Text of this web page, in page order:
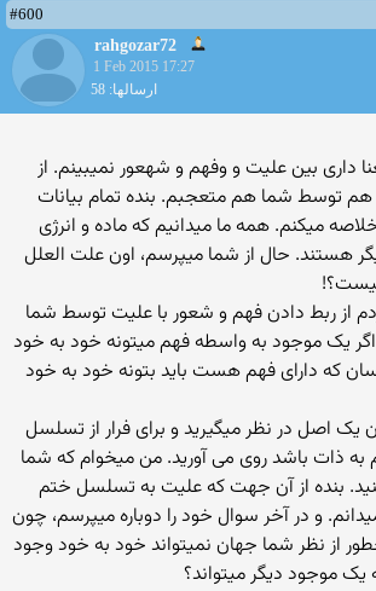
#600
rahgozar72
1 Feb 2015 17:27
ارسالها: 58
داری بین علیت و وفهم و شهعور نمیبینم. از
هم توسط شما هم متعجبم. بنده تمام بیانات
میکنم. همه ما میدانیم که ماده و انرژی
هستند. حال از شما میپرسم، اون علت العلل
از ربط دادن فهم و شعور با علیت توسط شما
یک موجود به واسطه فهم میتونه خود به خود
که دارای فهم هست باید بتونه خود به خود
یک اصل در نظر میگیرید و برای فرار از تسلسل
به ذات باشد روی می آورید. من میخوام که شما
بنده از آن جهت که علیت به تسلسل ختم
و در آخر سوال خود را دوباره میپرسم، چون
از نظر شما جهان نمیتواند خود به خود وجود
موجود دیگر میتواند؟